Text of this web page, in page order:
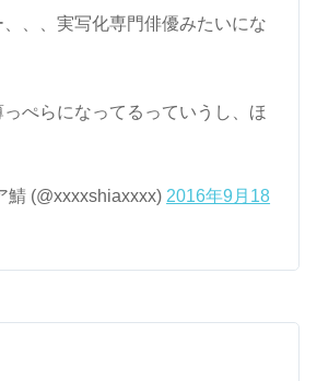
、、実写化専門俳優みたいにな
ぺらになってるっていうし、ほ
(@xxxxshiaxxxx) 2016年9月18